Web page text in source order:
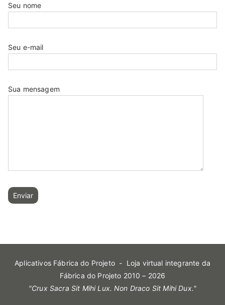
Seu nome
Seu e-mail
Sua mensagem
Aplicativos Fábrica do Projeto- Loja virtual integrante da
Fábrica do Projeto 2010 – 2026
"Crux Sacra Sit Mihi Lux. Non Draco Sit Mihi Dux."